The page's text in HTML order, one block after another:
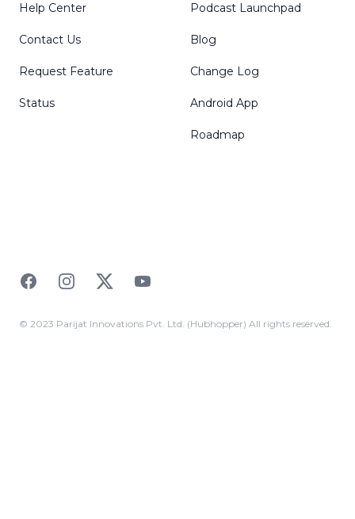
Help Center
Contact Us
Request Feature
Status
Podcast Launchpad
Blog
Change Log
Android App
Roadmap
FacebookInstagramTwitterYouTube
© 2023 Parijat Innovations Pvt. Ltd. (Hubhopper) All rights reserved.